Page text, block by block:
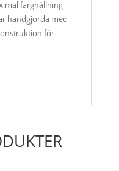
färghållning
handgjorda med
för